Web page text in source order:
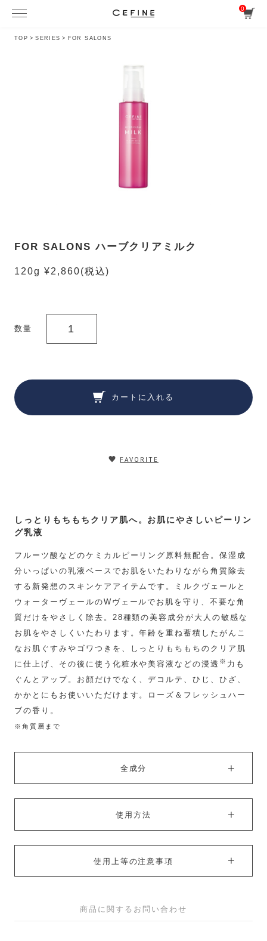
0
TOP > SERIES > FOR SALONS
FOR SALONS ハーブクリアミルク
120g ¥2,860(税込)
数量
カートに入れる
FAVORITE
しっとりもちもちクリア肌へ。お肌にやさしいピーリン
グ乳液
フルーツ酸などのケミカルピーリング原料無配合。保湿成
分いっぱいの乳液ベースでお肌をいたわりながら角質除去
する新発想のスキンケアアイテムです。ミルクヴェールと
ウォーターヴェールのWヴェールでお肌を守り、不要な角
質だけをやさしく除去。28種類の美容成分が大人の敏感な
お肌をやさしくいたわります。年齢を重ね蓄積したがんこ
なお肌ぐすみやゴワつきを、しっとりもちもちのクリア肌
に仕上げ、その後に使う化粧水や美容液などの浸透 ※ 力も
ぐんとアップ。お顔だけでなく、デコルテ、ひじ、ひざ、
かかとにもお使いいただけます。ローズ＆フレッシュハー
ブの香り。
※角質層まで
全成分
使用方法
使用上等の注意事項
商品に関するお問い合わせ